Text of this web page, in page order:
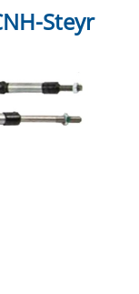
Steyr